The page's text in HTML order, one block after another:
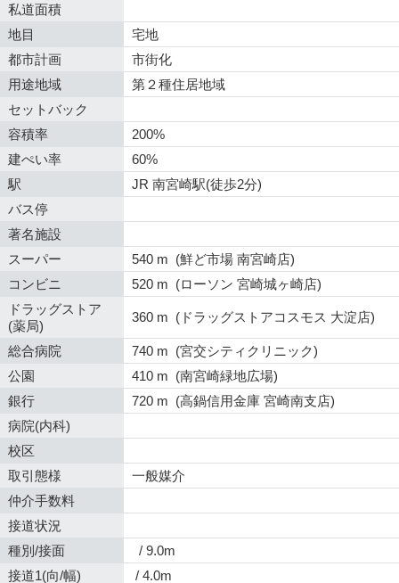
私道面積
地目
宅地
都市計画
市街化
用途地域
第２種住居地域
セットバック
容積率
200%
建ぺい率
60%
駅
JR 南宮崎駅(徒歩2分)
バス停
著名施設
スーパー
540 m (鮮ど市場 南宮崎店)
コンビニ
520 m (ローソン 宮崎城ヶ崎店)
ドラッグストア
(薬局)
360 m (ドラッグストアコスモス 大淀店)
総合病院
740 m (宮交シティクリニック)
公園
410 m (南宮崎緑地広場)
銀行
720 m (高鍋信用金庫 宮崎南支店)
病院(内科)
校区
取引態様
一般媒介
仲介手数料
接道状況
種別/接面
/ 9.0m
接道1(向/幅)
/ 4.0m